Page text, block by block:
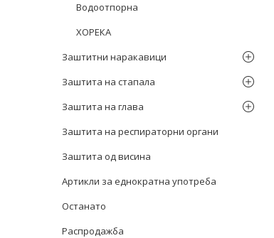
Водоотпорна
ХОРЕКА
Заштитни наракавици
Заштита на стапала
Заштита на глава
Заштита на респираторни органи
Заштита од висина
Артикли за еднократна употреба
Останато
Распродажба